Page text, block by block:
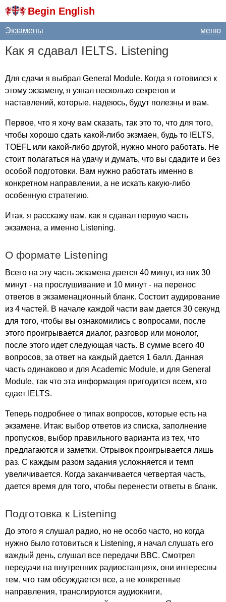
Begin English
меню
Экзамены
Как я сдавал IELTS. Listening
Для сдачи я выбрал General Module. Когда я готовился к
этому экзамену, я узнал несколько секретов и
наставлений, которые, надеюсь, будут полезны и вам.
Первое, что я хочу вам сказать, так это то, что для того,
чтобы хорошо сдать какой-либо экзмаен, будь то IELTS,
TOEFL или какой-либо другой, нужно много работать. Не
стоит полагаться на удачу и думать, что вы сдадите и без
особой подготовки. Вам нужно работать именно в
конкретном направлении, а не искать какую-либо
особенную стратегию.
Итак, я расскажу вам, как я сдавал первую часть
экзамена, а именно Listening.
О формате Listening
Всего на эту часть экзамена дается 40 минут, из них 30
минут - на прослушивание и 10 минут - на перенос
ответов в экзаменационный бланк. Состоит аудирование
из 4 частей. В начале каждой части вам дается 30 секунд
для того, чтобы вы ознакомились с вопросами, после
этого проигрывается диалог, разговор или монолог,
после этого идет следующая часть. В сумме всего 40
вопросов, за ответ на каждый дается 1 балл. Данная
часть одинаково и для Academic Module, и для General
Module, так что эта информация пригодится всем, кто
сдает IELTS.
Теперь подробнее о типах вопросов, которые есть на
экзамене. Итак: выбор ответов из списка, заполнение
пропусков, выбор правильного варианта из тех, что
предлагаются и заметки. Отрывок проигрывается лишь
раз. С каждым разом задания усложняется и темп
увеличивается. Когда заканчивается четвертая часть,
дается время для того, чтобы перенести ответы в бланк.
Подготовка к Listening
До этого я слушал радио, но не особо часто, но когда
нужно было готовиться к Listening, я начал слушать его
каждый день, слушал все передачи BBC. Смотрел
передачи на внутренних радиостанциях, они интересны
тем, что там обсуждается все, а не конкретные
направления, транслируются аудиокниги,